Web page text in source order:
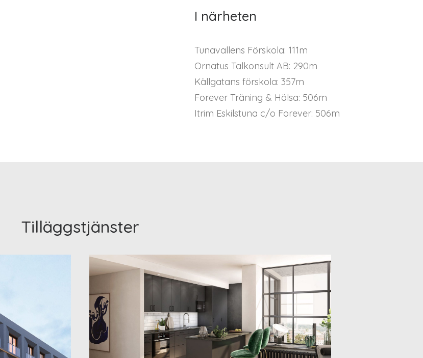
I närheten
Tunavallens Förskola: 111m
Ornatus Talkonsult AB: 290m
Källgatans förskola: 357m
Forever Träning & Hälsa: 506m
Itrim Eskilstuna c/o Forever: 506m
Tilläggstjänster